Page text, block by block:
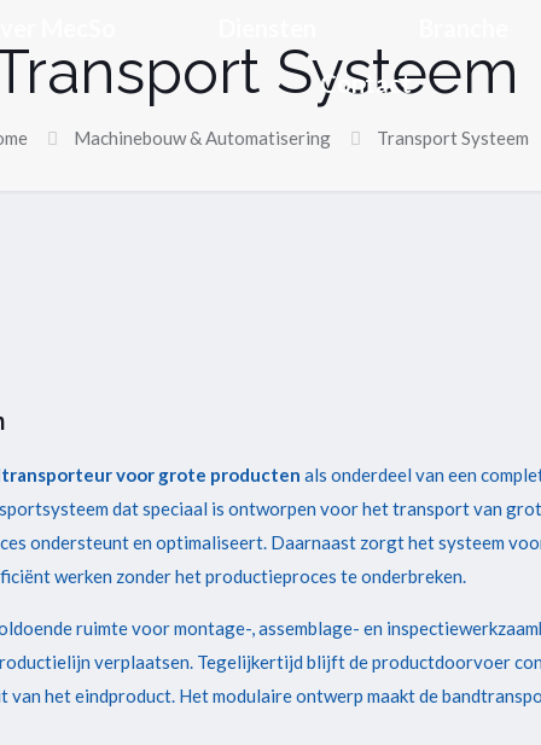
Contact
Systeem
Machinebouw & Automatisering Transport Systeem
voor grote producten als onderdeel van een
dat speciaal is ontworpen voor het transport van
ondersteunt en optimaliseert. Daarnaast zorgt het systeem
werken zonder het productieproces te onderbreken.
ruimte voor montage-, assemblage- en
verplaatsen. Tegelijkertijd blijft de productdoorvoer
het eindproduct. Het modulaire ontwerp maakt de